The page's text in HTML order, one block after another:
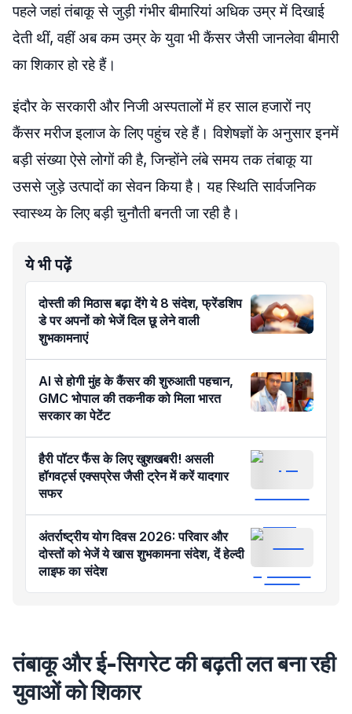
पहले जहां तंबाकू से जुड़ी गंभीर बीमारियां अधिक उम्र में दिखाई
देती थीं, वहीं अब कम उम्र के युवा भी कैंसर जैसी जानलेवा बीमारी
का शिकार हो रहे हैं।
इंदौर के सरकारी और निजी अस्पतालों में हर साल हजारों नए
कैंसर मरीज इलाज के लिए पहुंच रहे हैं। विशेषज्ञों के अनुसार इनमें
बड़ी संख्या ऐसे लोगों की है, जिन्होंने लंबे समय तक तंबाकू या
उससे जुड़े उत्पादों का सेवन किया है। यह स्थिति सार्वजनिक
स्वास्थ्य के लिए बड़ी चुनौती बनती जा रही है।
ये भी पढ़ें
दोस्ती की मिठास बढ़ा देंगे ये 8 संदेश, फ्रेंडशिप
डे पर अपनों को भेजें दिल छू लेने वाली
शुभकामनाएं
AI से होगी मुंह के कैंसर की शुरुआती पहचान,
GMC भोपाल की तकनीक को मिला भारत
सरकार का पेटेंट
हैरी पॉटर फैंस के लिए खुशखबरी! असली
हॉगवर्ट्स एक्सप्रेस जैसी ट्रेन में करें यादगार
सफर
अंतर्राष्ट्रीय योग दिवस 2026: परिवार और
दोस्तों को भेजें ये खास शुभकामना संदेश, दें हेल्दी
लाइफ का संदेश
तंबाकू और ई-सिगरेट की बढ़ती लत बना रही
युवाओं को शिकार